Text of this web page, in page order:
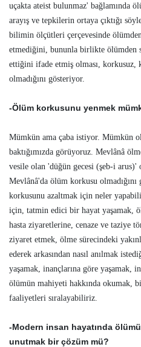
uçakta ateist bulunmaz' bağlamında
arayış ve tepkilerin ortaya çıktığı
bilimin ölçütleri çerçevesinde
etmediğini, bununla birlikte ölümden
ettiğini ifade etmiş olması, korkusuz,
olmadığını gösteriyor.
-Ölüm korkusunu yenmek
Mümkün ama çaba istiyor. Mümkün
baktığımızda görüyoruz. Mevlânâ
vesile olan 'düğün gecesi (şeb-i
Mevlânâ'da ölüm korkusu
korkusunu azaltmak için neler
için, tatmin edici bir hayat yaşamak,
hasta ziyaretlerine, cenaze ve taziye
ziyaret etmek, ölme sürecindeki
ederek arkasından nasıl anılmak
yaşamak, inançlarına göre yaşamak,
ölümün mahiyeti hakkında okumak,
faaliyetleri sıralayabiliriz.
-Modern insan hayatında
unutmak bir çözüm mü?